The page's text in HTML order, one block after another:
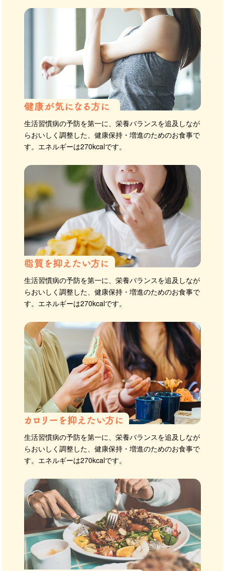
生活習慣病の予防を第一に、栄養バランスを追及しなが
らおいしく調整した、健康保持・増進のためのお食事で
す。エネルギーは270kcalです。
生活習慣病の予防を第一に、栄養バランスを追及しなが
らおいしく調整した、健康保持・増進のためのお食事で
す。エネルギーは270kcalです。
生活習慣病の予防を第一に、栄養バランスを追及しなが
らおいしく調整した、健康保持・増進のためのお食事で
す。エネルギーは270kcalです。